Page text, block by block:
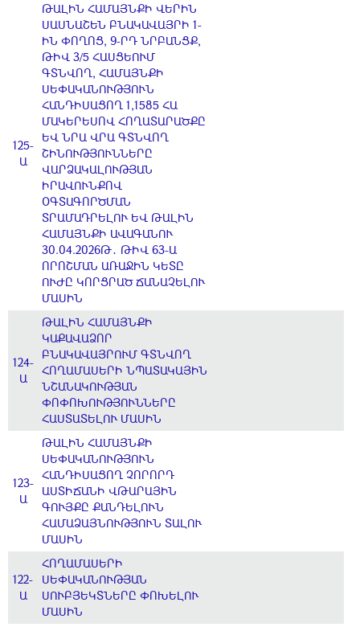
125-
Ա
ԹԱԼԻՆ ՀԱՄԱՅՆՔԻ ՎԵՐԻՆ
ՍԱՍՆԱՇԵՆ ԲՆԱԿԱՎԱՅՐԻ 1-
ԻՆ ՓՈՂՈՑ, 9-ՐԴ ՆՐԲԱՆՑՔ,
ԹԻՎ 3/5 ՀԱՍՑԵՈՒՄ
ԳՏՆՎՈՂ, ՀԱՄԱՅՆՔԻ
ՍԵՓԱԿԱՆՈՒԹՅՈՒՆ
ՀԱՆԴԻՍԱՑՈՂ 1,1585 ՀԱ
ՄԱԿԵՐԵՍՈՎ ՀՈՂԱՏԱՐԱԾՔԸ
ԵՎ ՆՐԱ ՎՐԱ ԳՏՆՎՈՂ
ՇԻՆՈՒԹՅՈՒՆՆԵՐԸ
ՎԱՐՁԱԿԱԼՈՒԹՅԱՆ
ԻՐԱՎՈՒՆՔՈՎ
ՕԳՏԱԳՈՐԾՄԱՆ
ՏՐԱՄԱԴՐԵԼՈՒ ԵՎ ԹԱԼԻՆ
ՀԱՄԱՅՆՔԻ ԱՎԱԳԱՆՈՒ
30.04.2026Թ․ ԹԻՎ 63-Ա
ՈՐՈՇՄԱՆ ԱՌԱՋԻՆ ԿԵՏԸ
ՈՒԺԸ ԿՈՐՑՐԱԾ ՃԱՆԱՉԵԼՈՒ
ՄԱՍԻՆ
124-
Ա
ԹԱԼԻՆ ՀԱՄԱՅՆՔԻ
ԿԱՔԱՎԱՁՈՐ
ԲՆԱԿԱՎԱՅՐՈՒՄ ԳՏՆՎՈՂ
ՀՈՂԱՄԱՍԵՐԻ ՆՊԱՏԱԿԱՅԻՆ
ՆՇԱՆԱԿՈՒԹՅԱՆ
ՓՈՓՈԽՈՒԹՅՈՒՆՆԵՐԸ
ՀԱՍՏԱՏԵԼՈՒ ՄԱՍԻՆ
123-
Ա
ԹԱԼԻՆ ՀԱՄԱՅՆՔԻ
ՍԵՓԱԿԱՆՈՒԹՅՈՒՆ
ՀԱՆԴԻՍԱՑՈՂ ՉՈՐՈՐԴ
ԱՍՏԻՃԱՆԻ ՎԹԱՐԱՅԻՆ
ԳՈՒՅՔԸ ՔԱՆԴԵԼՈՒՆ
ՀԱՄԱՁԱՅՆՈՒԹՅՈՒՆ ՏԱԼՈՒ
ՄԱՍԻՆ
122-
Ա
ՀՈՂԱՄԱՍԵՐԻ
ՍԵՓԱԿԱՆՈՒԹՅԱՆ
ՍՈՒԲՅԵԿՏՆԵՐԸ ՓՈԽԵԼՈՒ
ՄԱՍԻՆ